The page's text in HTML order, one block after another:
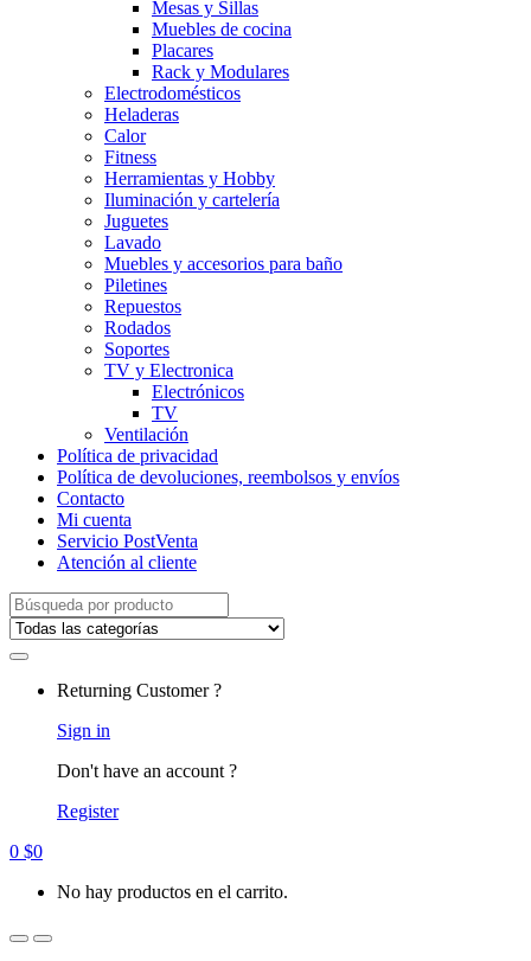
Mesas y Sillas
Muebles de cocina
Placares
Rack y Modulares
Electrodomésticos
Heladeras
Calor
Fitness
Herramientas y Hobby
Iluminación y cartelería
Juguetes
Lavado
Muebles y accesorios para baño
Piletines
Repuestos
Rodados
Soportes
TV y Electronica
Electrónicos
TV
Ventilación
Política de privacidad
Política de devoluciones, reembolsos y envíos
Contacto
Mi cuenta
Servicio PostVenta
Atención al cliente
Search
for:
Returning Customer ?
Sign in
Don't have an account ?
Register
0 $0
No hay productos en el carrito.